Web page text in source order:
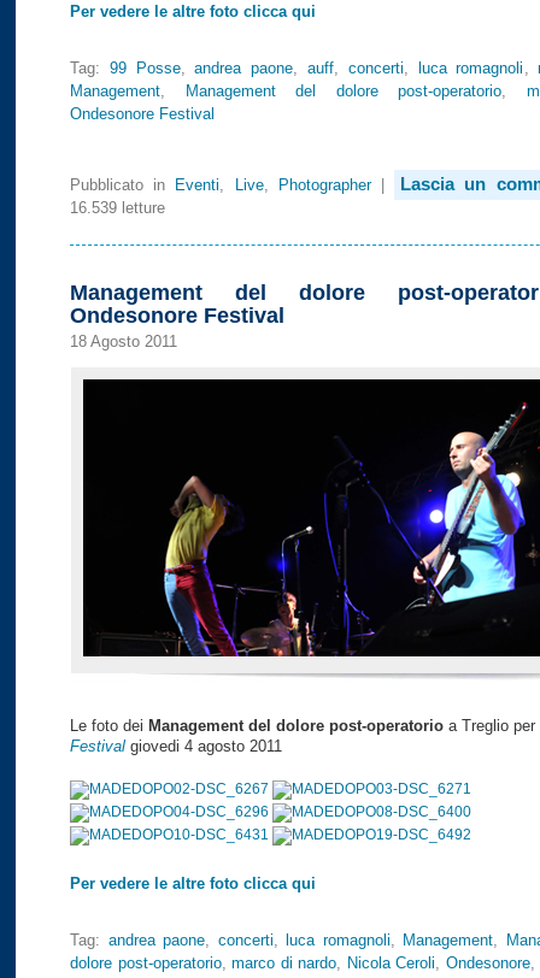
Per vedere le altre foto clicca qui
Tag: 99 Posse,andrea paone ,auff concerti luca romagnoli ,
Management
Management del dolore post-operatorio ,
Ondesonore Festival
Pubblicato in Eventi Live, Photographer| Lascia un
16.539 letture
Management del dolore post-
Ondesonore Festival
18 Agosto 2011
Le foto dei Management del dolore post-operatorio a Treglio per
Festival giovedi 4 agosto 2011
Per vedere le altre foto clicca qui
Tag: andrea paone, concerti, luca romagnoli, Management,
dolore post-operatorio, marco di nardo, Nicola Ceroli, Ondesonore,